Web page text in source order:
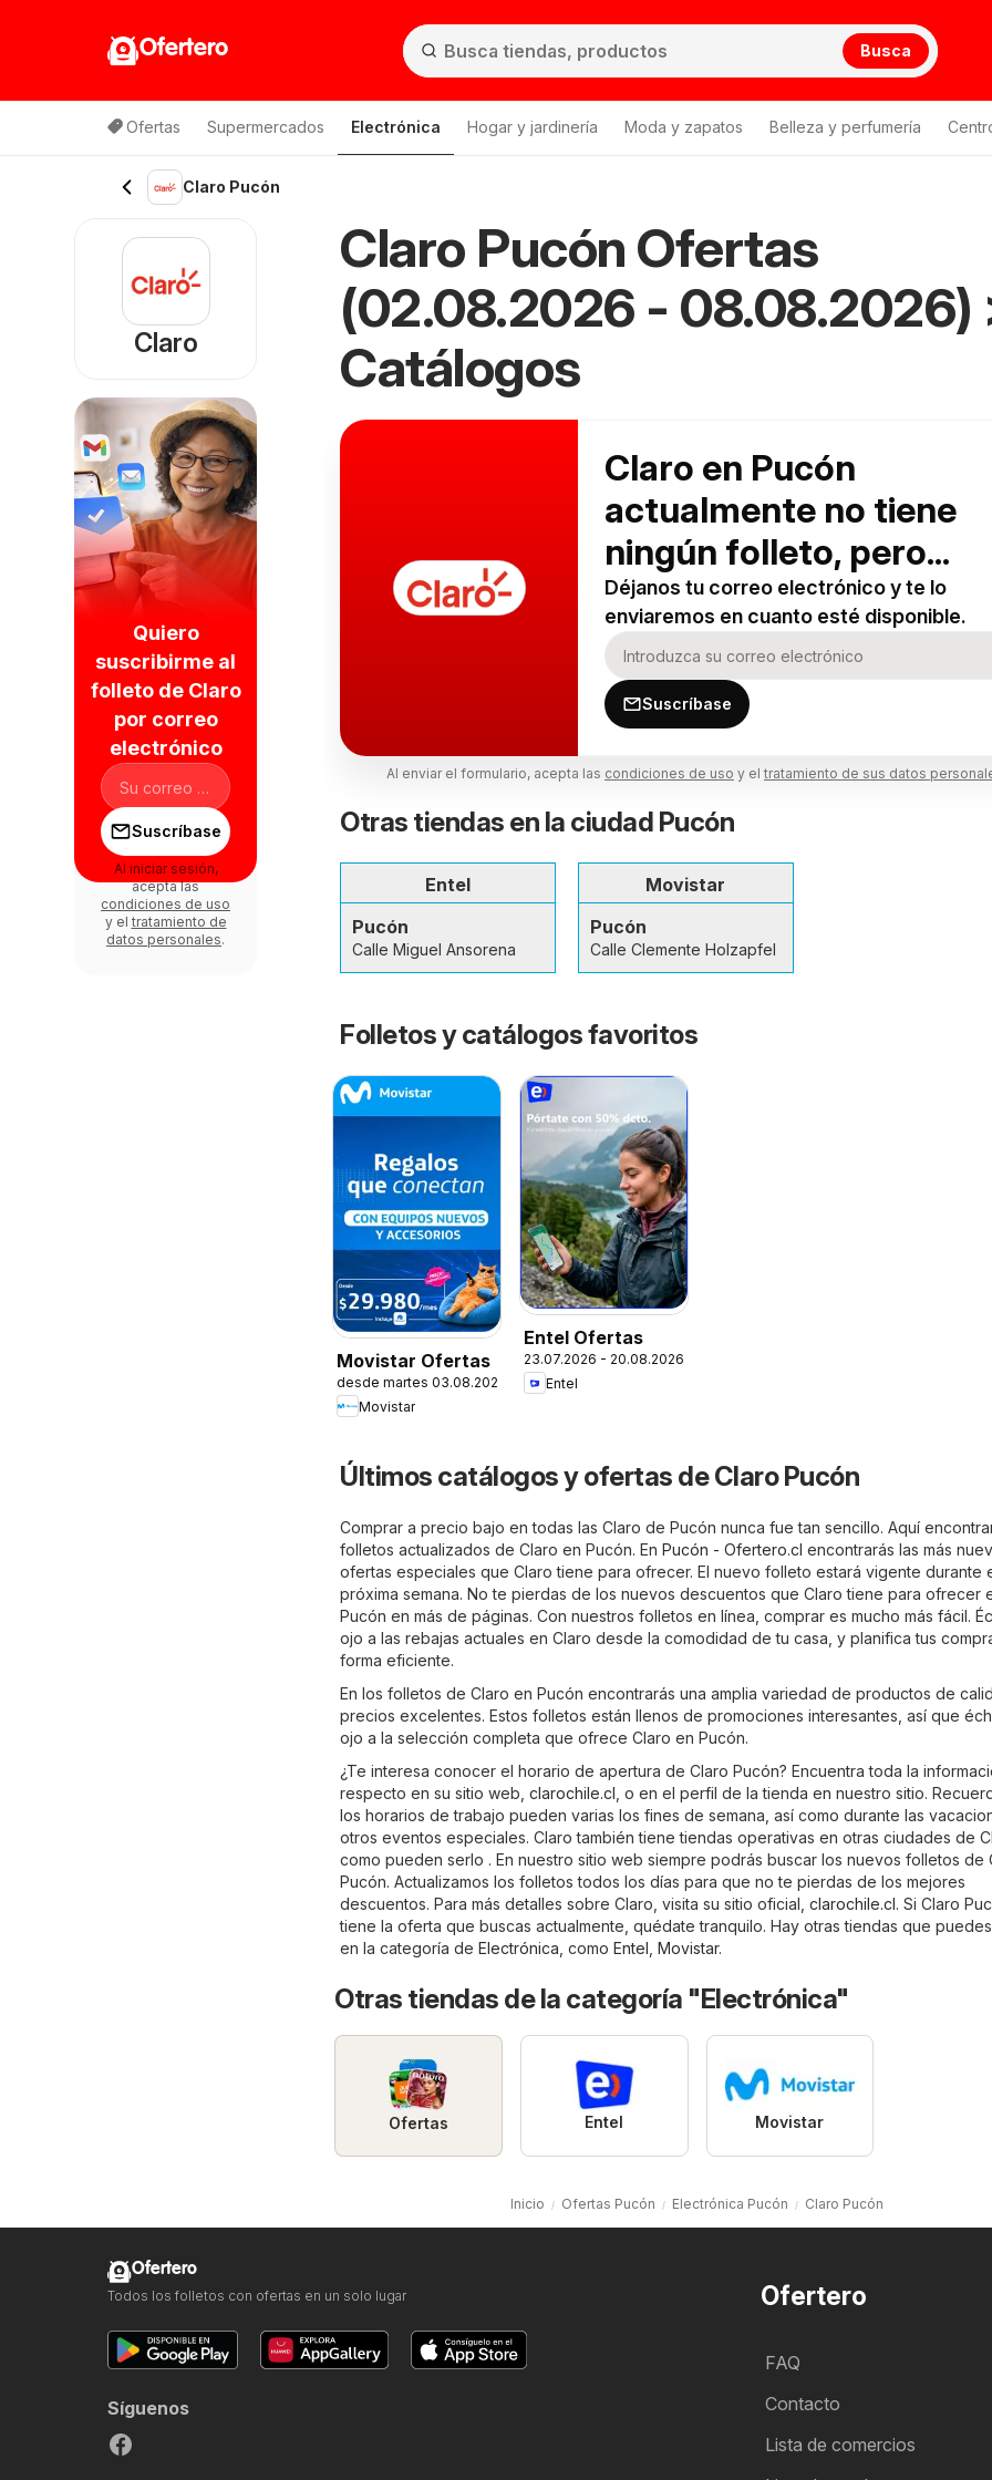
Ofertero Busca
Ofertas Supermercados Electrónica Hogar y jardinería Moda y zapatos Belleza y perfumería
Claro Pucón
Claro Pucón Ofertas
(02.08.2026 - 08.08.2026)
Catálogos
Claro en Pucón
actualmente no tiene
ningún folleto, pero...
Déjanos tu correo electrónico y te lo
enviaremos en cuanto esté disponible.
Suscríbase
Al enviar el formulario, acepta las condiciones de uso y el tratamiento de sus datos
Otras tiendas en la ciudad Pucón
Entel
Pucón
Calle Miguel Ansorena
Movistar
Pucón
Calle Clemente Holzapfel
Folletos y catálogos favoritos
Movistar Ofertas
desde martes 03.08.2026
Movistar
Entel Ofertas
23.07.2026 - 20.08.2026
Entel
Últimos catálogos y ofertas de Claro Pucón
Comprar a precio bajo en todas las Claro de Pucón nunca fue tan sencillo. Aquí
folletos actualizados de Claro en Pucón. En Pucón - Ofertero.cl encontrarás las más
ofertas especiales que Claro tiene para ofrecer. El nuevo folleto estará vigente durante
próxima semana. No te pierdas de los nuevos descuentos que Claro tiene para ofrecer
Pucón en más de páginas. Con nuestros folletos en línea, comprar es mucho más fácil.
ojo a las rebajas actuales en Claro desde la comodidad de tu casa, y planifica tus
forma eficiente.
En los folletos de Claro en Pucón encontrarás una amplia variedad de productos de
precios excelentes. Estos folletos están llenos de promociones interesantes, así que
ojo a la selección completa que ofrece Claro en Pucón.
¿Te interesa conocer el horario de apertura de Claro Pucón? Encuentra toda la
respecto en su sitio web, clarochile.cl , o en el perfil de la tienda en nuestro sitio.
los horarios de trabajo pueden varias los fines de semana, así como durante las
otros eventos especiales. Claro también tiene tiendas operativas en otras ciudades de
como pueden serlo . En nuestro sitio web siempre podrás buscar los nuevos folletos de
Pucón. Actualizamos los folletos todos los días para que no te pierdas de los mejores
descuentos. Para más detalles sobre Claro, visita su sitio oficial, clarochile.cl. Si Claro
tiene la oferta que buscas actualmente, quédate tranquilo. Hay otras tiendas que
en la categoría de Electrónica , como Entel Movistar.
Otras tiendas de la categoría "Electrónica"
Ofertas Entel Movistar
Inicio Ofertas Pucón Electrónica Pucón Claro Pucón
Claro
Quiero
suscribirme al
folleto de Claro
por correo
electrónico
Suscríbase
Al iniciar sesión,
acepta las
condiciones de uso
y el tratamiento de
datos personales.
Ofertero
FAQ
Contacto
Lista de comercios
Ofertero
Todos los folletos con ofertas en un solo lugar
Síguenos